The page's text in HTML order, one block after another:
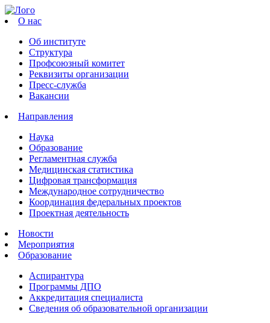
О нас
Об институте
Структура
Профсоюзный комитет
Реквизиты организации
Пресс-служба
Вакансии
Направления
Наука
Образование
Регламентная служба
Медицинская статистика
Цифровая трансформация
Международное сотрудничество
Координация федеральных проектов
Проектная деятельность
Новости
Мероприятия
Образование
Аспирантура
Программы ДПО
Аккредитация специалиста
Сведения об образовательной организации